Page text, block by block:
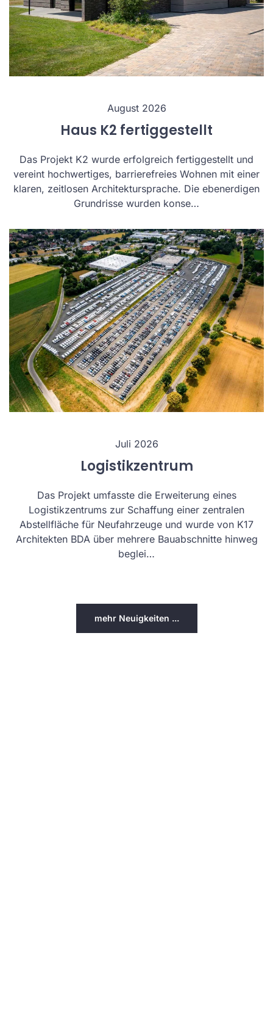
August 2026
Haus K2 fertiggestellt
Das Projekt K2 wurde erfolgreich fertiggestellt und
vereint hochwertiges, barrierefreies Wohnen mit einer
klaren, zeitlosen Architektursprache. Die ebenerdigen
Grundrisse wurden konse…
Juli 2026
Logistikzentrum
Das Projekt umfasste die Erweiterung eines
Logistikzentrums zur Schaffung einer zentralen
Abstellfläche für Neufahrzeuge und wurde von K17
Architekten BDA über mehrere Bauabschnitte hinweg
beglei…
mehr Neuigkeiten ...